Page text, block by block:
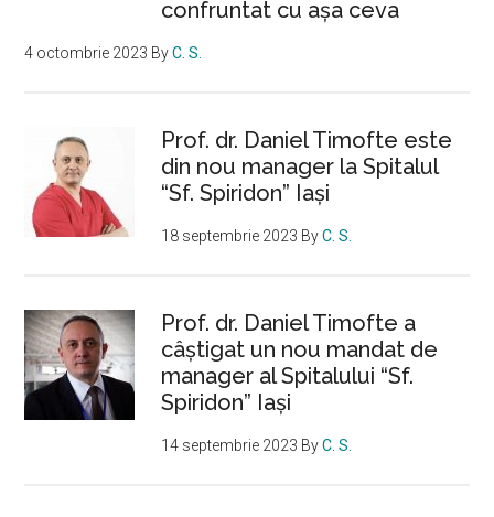
confruntat cu așa ceva
4 octombrie 2023 ByC. S.
Prof. dr. Daniel Timofte este
din nou manager la Spitalul
“Sf. Spiridon” Iaşi
18 septembrie 2023 ByC. S.
Prof. dr. Daniel Timofte a
câștigat un nou mandat de
manager al Spitalului “Sf.
Spiridon” Iași
14 septembrie 2023 ByC. S.